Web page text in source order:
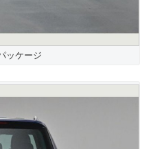
ッケージ